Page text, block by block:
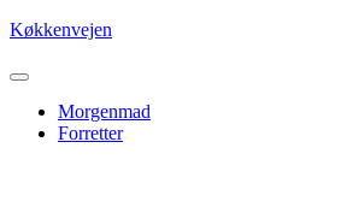
Skip
content
Køkkenvejen
Site
Navigation
Site
Navigation
Morgenmad
Forretter